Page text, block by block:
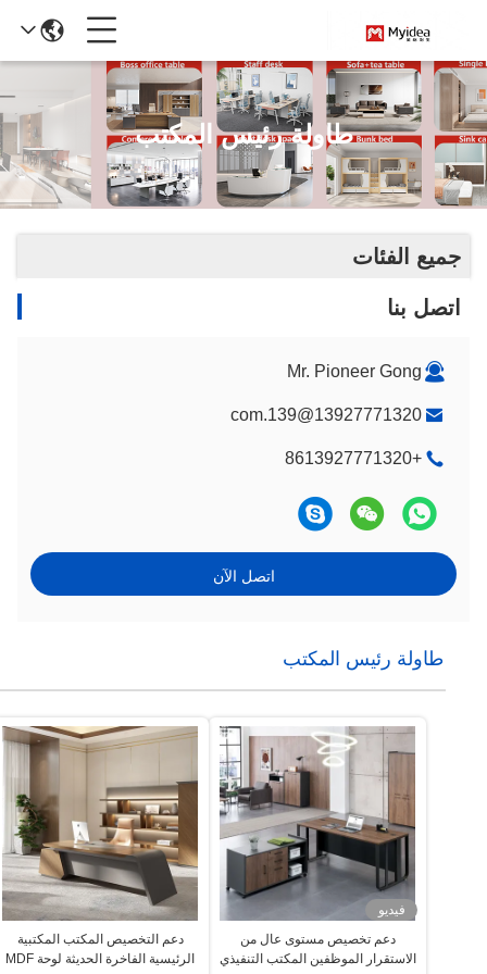
طاولة رئيس المكتب
جميع الفئات
اتصل بنا
Mr. Pioneer Gong
13927771320@139.com
+8613927771320
اتصل الآن
طاولة رئيس المكتب
فيديو
دعم تخصيص مستوى عال من
الاستقرار الموظفين المكتب التنفيذي
دعم التخصيص المكتب المكتبية
الرئيسية الفاخرة الحديثة لوحة MDF